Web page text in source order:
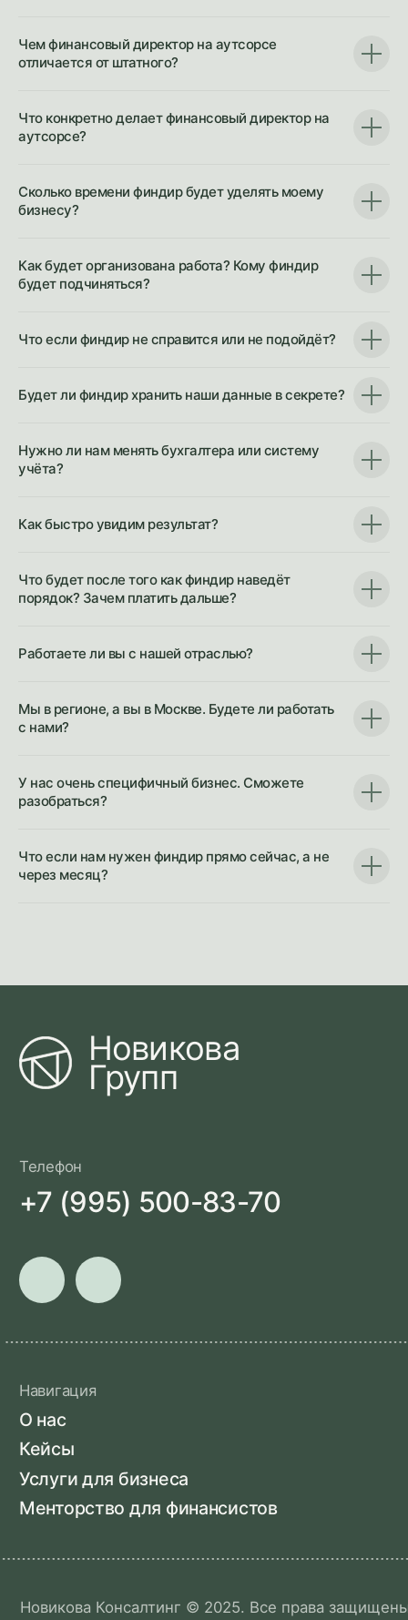
Чем финансовый директор на аутсорсе
отличается от штатного?
Что конкретно делает финансовый директор на
аутсорсе?
Сколько времени финдир будет уделять моему
бизнесу?
Как будет организована работа? Кому финдир
будет подчиняться?
Что если финдир не справится или не подойдёт?
Будет ли финдир хранить наши данные в секрете?
Нужно ли нам менять бухгалтера или систему
учёта?
Как быстро увидим результат?
Что будет после того как финдир наведёт
порядок? Зачем платить дальше?
Работаете ли вы с нашей отраслью?
Мы в регионе, а вы в Москве. Будете ли работать
с нами?
У нас очень специфичный бизнес. Сможете
разобраться?
Что если нам нужен финдир прямо сейчас, а не
через месяц?